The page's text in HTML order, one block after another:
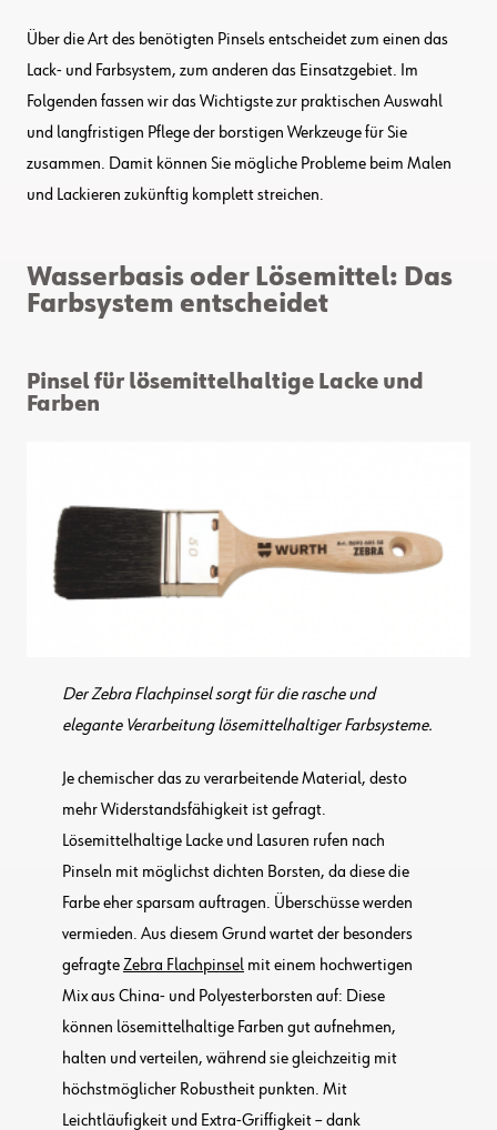
Über die Art des benötigten Pinsels entscheidet zum einen das
Lack- und Farbsystem, zum anderen das Einsatzgebiet. Im
Folgenden fassen wir das Wichtigste zur praktischen Auswahl
und langfristigen Pflege der borstigen Werkzeuge für Sie
zusammen. Damit können Sie mögliche Probleme beim Malen
und Lackieren zukünftig komplett streichen.
Wasserbasis oder Lösemittel: Das
Farbsystem entscheidet
Pinsel für lösemittelhaltige Lacke und
Farben
Der Zebra Flachpinsel sorgt für die rasche und
elegante Verarbeitung lösemittelhaltiger Farbsysteme.
Je chemischer das zu verarbeitende Material, desto
mehr Widerstandsfähigkeit ist gefragt.
Lösemittelhaltige Lacke und Lasuren rufen nach
Pinseln mit möglichst dichten Borsten, da diese die
Farbe eher sparsam auftragen. Überschüsse werden
vermieden. Aus diesem Grund wartet der besonders
gefragteZebra Flachpinsel mit einem hochwertigen
Mix aus China- und Polyesterborsten auf: Diese
können lösemittelhaltige Farben gut aufnehmen,
halten und verteilen, während sie gleichzeitig mit
höchstmöglicher Robustheit punkten. Mit
Leichtläufigkeit und Extra-Griffigkeit – dank